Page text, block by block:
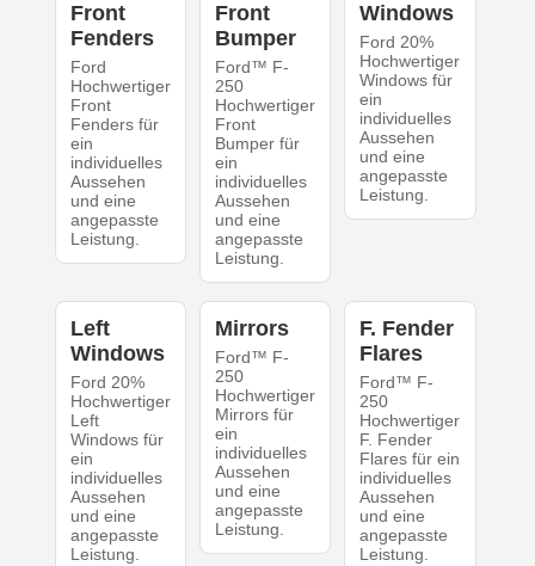
Front
Fenders
Ford
Hochwertiger
Front
Fenders für
ein
individuelles
Aussehen
und eine
angepasste
Leistung.
Front
Bumper
Ford™ F-
250
Hochwertiger
Front
Bumper für
ein
individuelles
Aussehen
und eine
angepasste
Leistung.
Windows
Ford 20%
Hochwertiger
Windows für
ein
individuelles
Aussehen
und eine
angepasste
Leistung.
Left
Windows
Ford 20%
Hochwertiger
Left
Windows für
ein
individuelles
Aussehen
und eine
angepasste
Leistung.
Mirrors
Ford™ F-
250
Hochwertiger
Mirrors für
ein
individuelles
Aussehen
und eine
angepasste
Leistung.
F. Fender
Flares
Ford™ F-
250
Hochwertiger
F. Fender
Flares für ein
individuelles
Aussehen
und eine
angepasste
Leistung.